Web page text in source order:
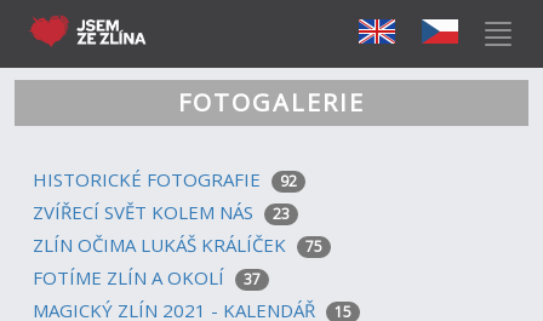
FOTOGALERIE
HISTORICKÉ FOTOGRAFIE 92
ZVÍŘECÍ SVĚT KOLEM NÁS 23
ZLÍN OČIMA LUKÁŠ KRÁLÍČEK 75
FOTÍME ZLÍN A OKOLÍ 37
MAGICKÝ ZLÍN 2021 - KALENDÁŘ 15